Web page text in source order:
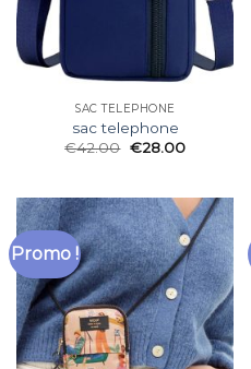
SAC TELEPHONE
sac telephone
€42.00 €28.00
Promo !